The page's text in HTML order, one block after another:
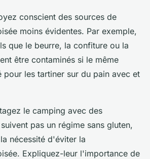
conscient des sources de
moins évidentes. Par exemple,
que le beurre, la confiture ou la
être contaminés si le même
pour les tartiner sur du pain avec et
le camping avec des
pas un régime sans gluten,
nécessité d'éviter la
Expliquez-leur l'importance de